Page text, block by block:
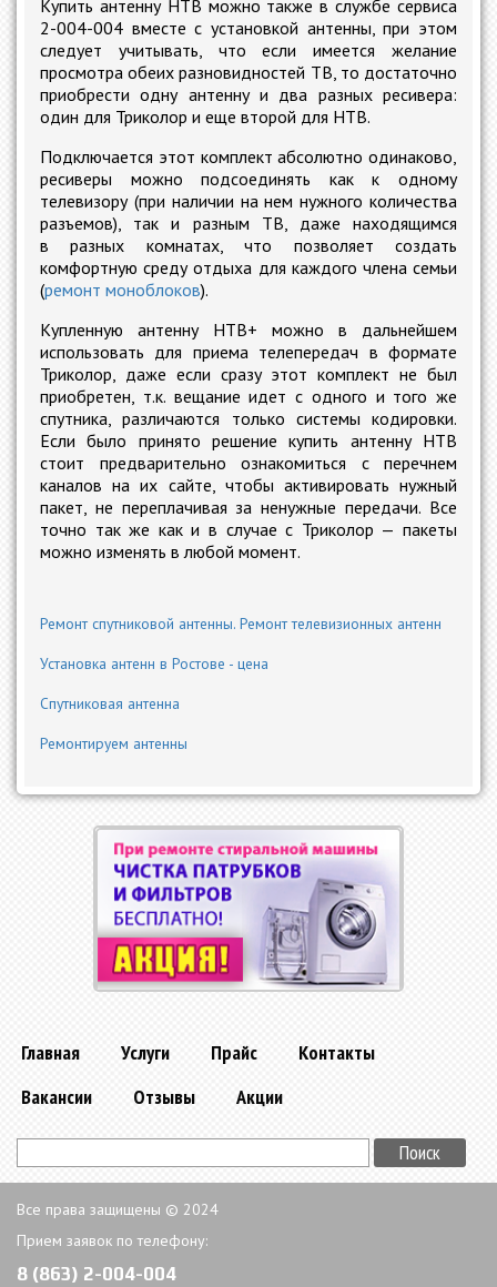
Купить антенну НТВ можно также в службе сервиса
2-004-004 вместе с установкой антенны, при этом
следует учитывать, что если имеется желание
просмотра обеих разновидностей ТВ, то достаточно
приобрести одну антенну и два разных ресивера:
один для Триколор и еще второй для НТВ.
Подключается этот комплект абсолютно одинаково,
ресиверы можно подсоединять как к одному
телевизору (при наличии на нем нужного количества
разъемов), так и разным ТВ, даже находящимся
в разных комнатах, что позволяет создать
комфортную среду отдыха для каждого члена семьи
(ремонт моноблоков).
Купленную антенну НТВ+ можно в дальнейшем
использовать для приема телепередач в формате
Триколор, даже если сразу этот комплект не был
приобретен, т.к. вещание идет с одного и того же
спутника, различаются только системы кодировки.
Если было принято решение купить антенну НТВ
стоит предварительно ознакомиться с перечнем
каналов на их сайте, чтобы активировать нужный
пакет, не переплачивая за ненужные передачи. Все
точно так же как и в случае с Триколор — пакеты
можно изменять в любой момент.
Ремонт спутниковой антенны. Ремонт телевизионных антенн
Установка антенн в Ростове - цена
Спутниковая антенна
Ремонтируем антенны
Главная Услуги Прайс
Контакты
Вакансии
Отзывы Акции
Все права защищены © 2024
Прием заявок по телефону:
8 (863) 2-004-004